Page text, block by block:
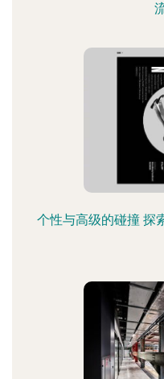
个性与高级的碰撞 探